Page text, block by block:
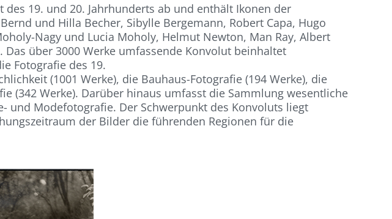
19. und 20. Jahrhunderts ab und enthält Ikonen der
und Hilla Becher, Sibylle Bergemann, Robert Capa, Hugo
Nagy und Lucia Moholy, Helmut Newton, Man Ray, Albert
Das über 3000 Werke umfassende Konvolut beinhaltet
Fotografie des 19.
(1001 Werke), die Bauhaus-Fotografie (194 Werke), die
(342 Werke). Darüber hinaus umfasst die Sammlung wesentliche
und Modefotografie. Der Schwerpunkt des Konvoluts liegt
der Bilder die führenden Regionen für die